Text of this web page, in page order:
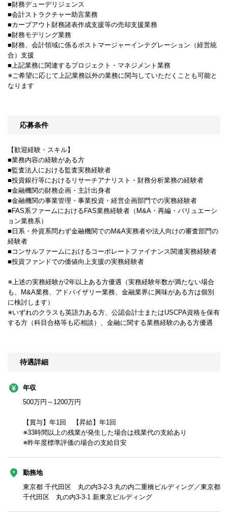
■財務デューデリジェンス
■会計ストラクチャー助言業務
■カーブアウト財務諸表作成支援等の売却支援業務
■財務モデリング業務
■財務、会計領域に係るポストマージャーインテグレーション（経営統
合）支援
■上記業務に関連するプロジェクト・マネジメント業務
※ご希望に応じて上記業務以外の業務に関与していただくことも可能と
なります
応募条件
【歓迎経験・スキル】
■業務内容の経験がある方
■監査法人における監査実務経験者
■投資銀行等におけるリサーチアナリスト・財務分析業務の経験者
■金融機関の財務企画・主計出身者
■金融機関の事業管理・事業投資・経営企画部門での実務経験者
■FAS系ファームにおけるFAS業務経験者（M&A・再編・バリュエーシ
ョン業務系）
■日系・外資系問わず金融機関でのM&A実務者や法人向けの審査部門の
経験者
■コンサルファームにおけるコーポレートファイナンス関連実務経験者
■投資ファンドでの価値向上支援の実務経験者
※上述の実務経験が2年以上ある方優遇（実務経験年数が満たない場合
も、M&A業務、アドバイザリー業務、金融業界に興味がある方は個別
に検討します）
※いずれのクラスも英語力ある方、公認会計士またはUSCPA資格を保有
する方（科目合格等も応相談）、金融に関する業務経験のある方優遇
待遇詳細
年収
500万円～1200万円
【賞与】年1回 【昇給】年1回
※33時間以上の残業が発生した場合は残業代の支給あり
※昨年度標準評価の場合の支給目安
勤務地
東京都 千代田区 丸の内3-2-3 丸の内二重橋ビルディング／東京都
千代田区 丸の内3-3-1 新東京ビルディング